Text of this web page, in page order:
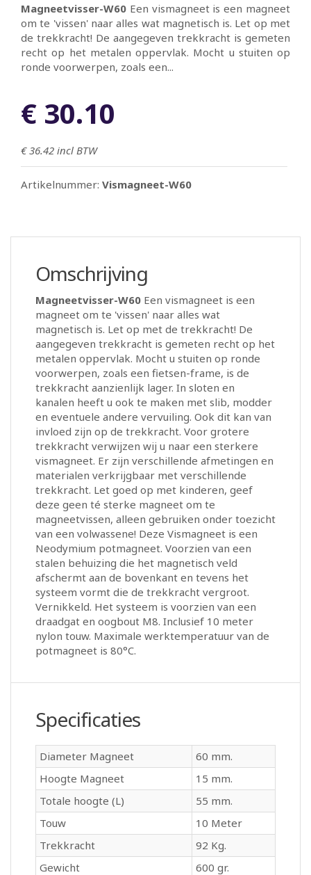
Magneetvisser-W60 Een vismagneet is een magneet
om te 'vissen' naar alles wat magnetisch is. Let op met
de trekkracht! De aangegeven trekkracht is gemeten
recht op het metalen oppervlak. Mocht u stuiten op
ronde voorwerpen, zoals een...
€ 30.10
€ 36.42 incl BTW
Artikelnummer: Vismagneet-W60
Omschrijving
Magneetvisser-W60 Een vismagneet is een
magneet om te 'vissen' naar alles wat
magnetisch is. Let op met de trekkracht! De
aangegeven trekkracht is gemeten recht op het
metalen oppervlak. Mocht u stuiten op ronde
voorwerpen, zoals een fietsen-frame, is de
trekkracht aanzienlijk lager. In sloten en
kanalen heeft u ook te maken met slib, modder
en eventuele andere vervuiling. Ook dit kan van
invloed zijn op de trekkracht. Voor grotere
trekkracht verwijzen wij u naar een sterkere
vismagneet. Er zijn verschillende afmetingen en
materialen verkrijgbaar met verschillende
trekkracht. Let goed op met kinderen, geef
deze geen té sterke magneet om te
magneetvissen, alleen gebruiken onder toezicht
van een volwassene! Deze Vismagneet is een
Neodymium potmagneet. Voorzien van een
stalen behuizing die het magnetisch veld
afschermt aan de bovenkant en tevens het
systeem vormt die de trekkracht vergroot.
Vernikkeld. Het systeem is voorzien van een
draadgat en oogbout M8. Inclusief 10 meter
nylon touw. Maximale werktemperatuur van de
potmagneet is 80°C.
Specificaties
Diameter Magneet
60 mm.
Hoogte Magneet
15 mm.
Totale hoogte (L)
55 mm.
Touw
10 Meter
Trekkracht
92 Kg.
Gewicht
600 gr.